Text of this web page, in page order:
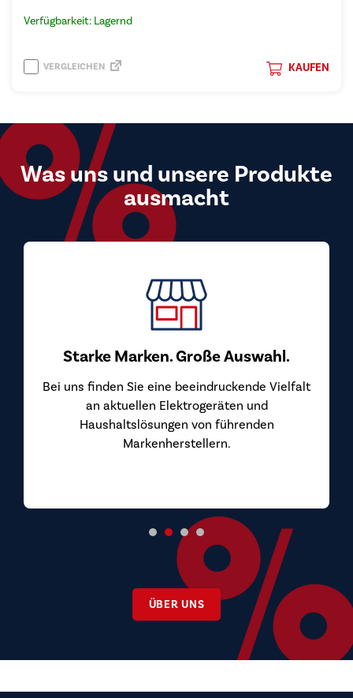
Verfügbarkeit: Lagernd
KAUFEN
VERGLEICHEN
Was uns und unsere Produkte
ausmacht
Starke Marken. Große Auswahl.
Bei uns finden Sie eine beeindruckende Vielfalt
an aktuellen Elektrogeräten und
Haushaltslösungen von führenden
Markenherstellern.
ÜBER UNS